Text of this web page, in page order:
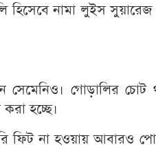
হিসেবে নামা লুইস
সেমেনিও। গোড়ালির
হচ্ছে।
না হওয়ায় আবারও